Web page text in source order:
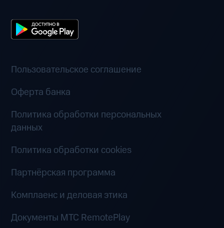
Пользовательское соглашение
Оферта банка
Политика обработки персональных
данных
Политика обработки cookies
Партнёрская программа
Комплаенс и деловая этика
Документы MTC RemotePlay